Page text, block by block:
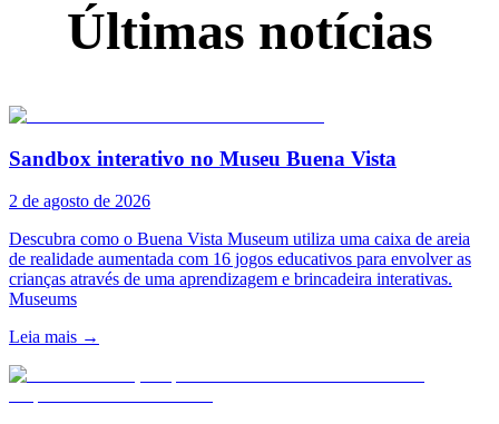
Últimas notícias
Sandbox interativo no Museu Buena Vista
2 de agosto de 2026
Descubra como o Buena Vista Museum utiliza uma caixa de areia
de realidade aumentada com 16 jogos educativos para envolver as
crianças através de uma aprendizagem e brincadeira interativas.
Museums
Leia mais →